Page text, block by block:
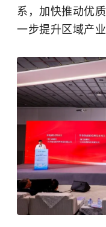
系，加快推动优
一步提升区域产